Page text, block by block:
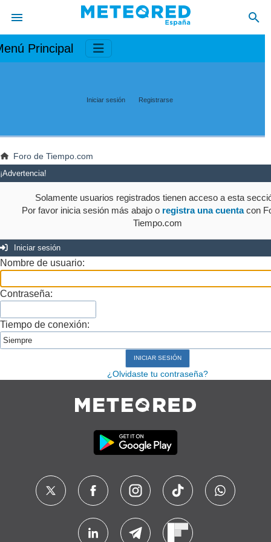
Principal
Iniciar sesión Registrarse
Foro de Tiempo.com
¡Advertencia!
Solamente usuarios registrados tienen acceso a esta
Por favor inicia sesión más abajo o registra una cuentacon
Tiempo.com
Iniciar sesión
Nombre de usuario:
Contraseña:
Tiempo de conexión:
¿Olvidaste tu contraseña?